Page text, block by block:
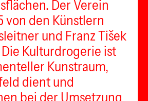
Der Verein
von den Künstlern
und Franz Tišek
Kulturdrogerie ist
Kunstraum,
dient und
bei der Umsetzung